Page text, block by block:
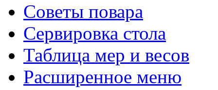
Советы повара
Сервировка стола
Таблица мер и весов
Расширенное меню